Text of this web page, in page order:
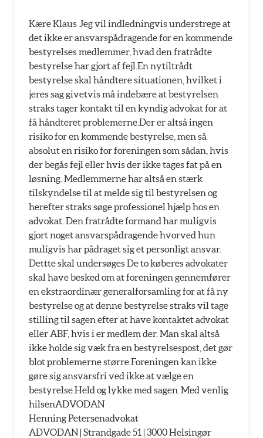
Kære Klaus Jeg vil indledningvis understrege at
det ikke er ansvarspådragende for en kommende
bestyrelses medlemmer, hvad den fratrådte
bestyrelse har gjort af fejl.En nytiltrådt
bestyrelse skal håndtere situationen, hvilket i
jeres sag givetvis må indebære at bestyrelsen
straks tager kontakt til en kyndig advokat for at
få håndteret problemerne.Der er altså ingen
risiko for en kommende bestyrelse, men så
absolut en risiko for foreningen som sådan, hvis
der begås fejl eller hvis der ikke tages fat på en
løsning. Medlemmerne har altså en stærk
tilskyndelse til at melde sig til bestyrelsen og
herefter straks søge professionel hjælp hos en
advokat. Den fratrådte formand har muligvis
gjort noget ansvarspådragende hvorved hun
muligvis har pådraget sig et personligt ansvar.
Dettte skal undersøges De to køberes advokater
skal have besked om at foreningen gennemfører
en ekstraordinær generalforsamling for at få ny
bestyrelse og at denne bestyrelse straks vil tage
stilling til sagen efter at have kontaktet advokat
eller ABF, hvis i er medlem der. Man skal altså
ikke holde sig væk fra en bestyrelsespost, det gør
blot problemerne større.Foreningen kan ikke
gøre sig ansvarsfri ved ikke at vælge en
bestyrelse.Held og lykke med sagen. Med venlig
hilsenADVODAN
Henning Petersenadvokat
ADVODAN | Strandgade 51 | 3000 Helsingør